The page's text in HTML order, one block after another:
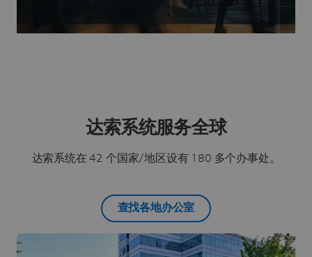
达索系统服务全球
达索系统在 42 个国家/地区设有 180 多个办事处。
查找各地办公室